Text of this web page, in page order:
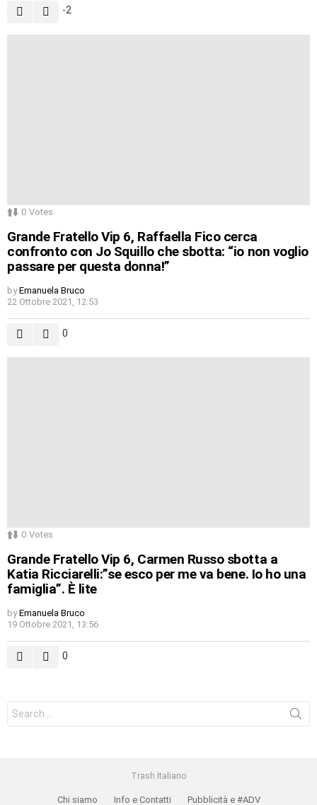
-2
0 Votes
Grande Fratello Vip 6, Raffaella Fico cerca
confronto con Jo Squillo che sbotta: “io non voglio
passare per questa donna!”
by Emanuela Bruco
22 Ottobre 2021, 12:53
0
0 Votes
Grande Fratello Vip 6, Carmen Russo sbotta a
Katia Ricciarelli:”se esco per me va bene. Io ho una
famiglia”. È lite
by Emanuela Bruco
19 Ottobre 2021, 13:56
0
for:
Trash Italiano
Chi siamo Info e Contatti Pubblicità e #ADV